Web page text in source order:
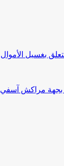
بجهة مراكش آسفي